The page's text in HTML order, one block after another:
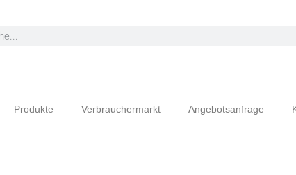
Produkte Verbrauchermarkt Angebotsanfrage